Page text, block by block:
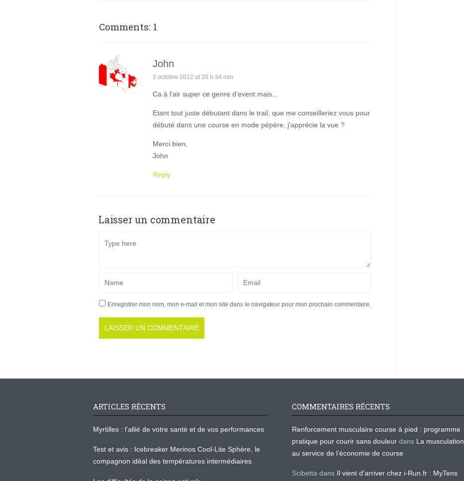
Comments: 1
John
2 octobre 2012 at 20 h 34 min
Ca à l'air super ce genre d'event mais...
Etant tout juste débutant dans le trail, que me conseilleriez vous pour
débuté dans une course en mode pépère, j'apprécie la vue ?
Merci bien,
John
Reply
Laisser un commentaire
Enregistrer mon nom, mon e-mail et mon site dans le navigateur pour mon prochain commentaire.
ARTICLES RÉCENTS
Myrtilles : l’allié de votre santé et de vos performances
Test et avis : Icebreaker Merinos Cool-Lite Sphère, le
compagnon idéal des températures intermédiaires
COMMENTAIRES RÉCENTS
Renforcement musculaire course à pied : programme
pratique pour courir sans douleur dans La musculation
au service de l’économie de course
Scibetta dans Il vient d’arriver chez i-Run.fr : MyTens